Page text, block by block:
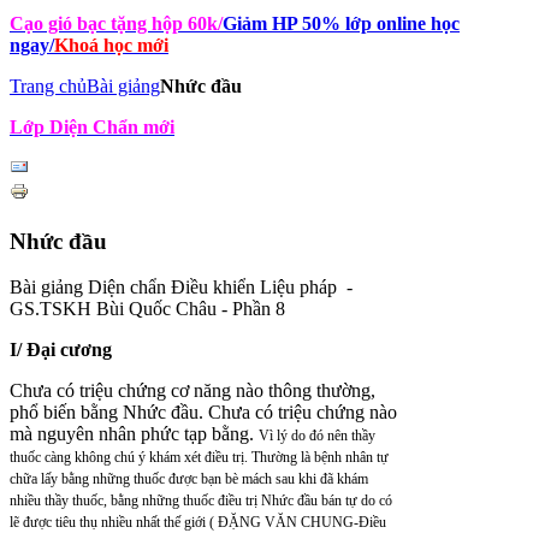
Cạo gió bạc tặng hộp 60k/Giảm HP 50% lớp online học
ngay/Khoá học mới
Trang chủBài giảngNhức đầu
Lớp Diện Chẩn mới
Nhức đầu
Bài giảng Diện chẩn Điều khiển Liệu pháp -
GS.TSKH Bùi Quốc Châu - Phần 8
I/ Đại cương
Chưa có triệu chứng cơ năng nào thông thường,
phổ biến bằng Nhức đầu. Chưa có triệu chứng nào
mà nguyên nhân phức tạp bằng. Vì lý do đó nên thầy
thuốc càng không chú ý khám xét điều trị. Thường là bệnh nhân tự
chữa lấy bằng những thuốc được bạn bè mách sau khi đã khám
nhiều thầy thuốc, bằng những thuốc điều trị Nhức đầu bán tự do có
lẽ được tiêu thụ nhiều nhất thế giới ( ĐẶNG VĂN CHUNG-Điều